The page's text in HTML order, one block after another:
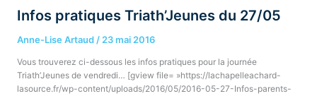
Infos pratiques Triath’Jeunes du 27/05
Anne-Lise Artaud / 23 mai 2016
Vous trouverez ci-dessous les infos pratiques pour la journée
Triath’Jeunes de vendredi… [gview file= »https://lachapelleachard-
lasource.fr/wp-content/uploads/2016/05/2016-05-27-Infos-parents-
27/05